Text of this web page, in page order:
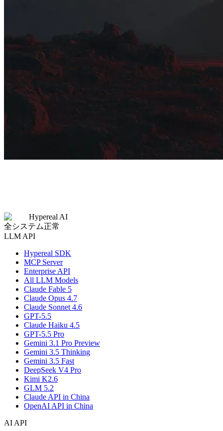
Hypereal AI
全システム正常
LLM API
Hypereal SDK
MCP Server
Enterprise API
All LLM Models
Claude Fable 5
Claude Opus 4.7
Claude Sonnet 4.6
GPT-5.5
Claude Haiku 4.5
GPT-5.5 Pro
Gemini 3.1 Pro Preview
Gemini 3.5 Thinking
Gemini 3.5 Fast
DeepSeek V4 Pro
Kimi K2.6
GLM 5.2
Claude API in China
OpenAI API in China
AI API